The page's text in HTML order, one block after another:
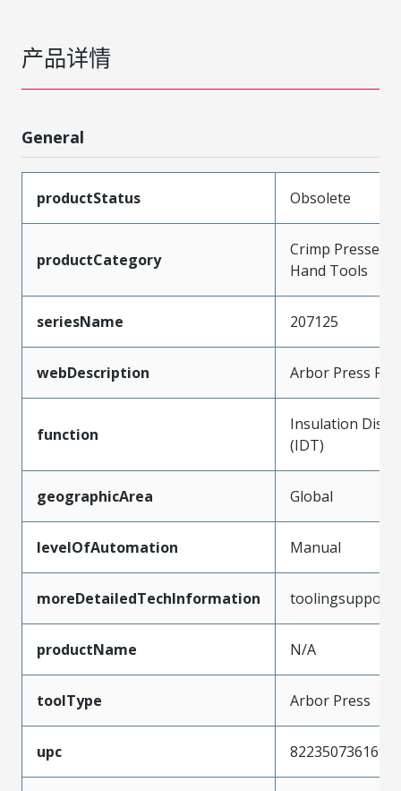
产品详情
General
productStatus Obsolete
productCategory
Crimp Presses
Hand Tools
seriesName 207125
webDescription Arbor Press
function
Insulation
(IDT)
geographicArea Global
levelOfAutomation Manual
moreDetailedTechInformation
productName N/A
toolType Arbor Press
upc 822350736169